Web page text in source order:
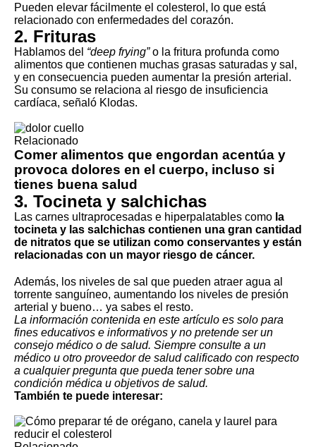
Pueden elevar fácilmente el colesterol , lo que está
relacionado con enfermedades del corazón.
2. Frituras
Hablamos del “deep frying”o la fritura profunda como
alimentos que contienen muchas grasas saturadas y sal,
y en consecuencia pueden aumentar la presión arterial.
Su consumo se relaciona al riesgo de insuficiencia
cardíaca, señaló Klodas.
Relacionado
Comer alimentos que engordan acentúa y
provoca dolores en el cuerpo, incluso si
tienes buena salud
3. Tocineta y salchichas
Las carnes ultraprocesadas e hiperpalatables como la
tocineta y las salchichas contienen una gran cantidad
de nitratos que se utilizan como conservantes y están
relacionadas con un mayor riesgo de cáncer.
Además, los niveles de sal que pueden atraer agua al
torrente sanguíneo, aumentando los niveles de presión
arterial y bueno… ya sabes el resto.
La información contenida en este artículo es solo para
fines educativos e informativos y no pretende ser un
consejo médico o de salud. Siempre consulte a un
médico u otro proveedor de salud calificado con respecto
a cualquier pregunta que pueda tener sobre una
condición médica u objetivos de salud.
También te puede interesar: